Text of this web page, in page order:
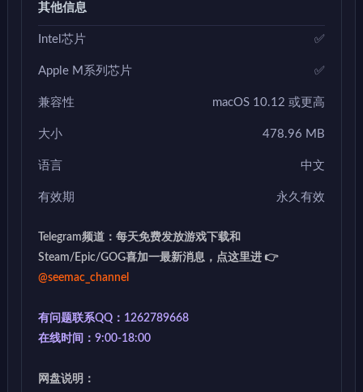
其他信息
Intel芯片 ✅
Apple M系列芯片 ✅
兼容性 macOS 10.12 或更高
大小 478.96 MB
语言 中文
有效期 永久有效
Telegram频道：每天免费发放游戏下载和
Steam/Epic/GOG喜加一最新消息，点这里进 👉
@seemac_channel
有问题联系QQ：1262789668
在线时间：9:00-18:00
网盘说明：